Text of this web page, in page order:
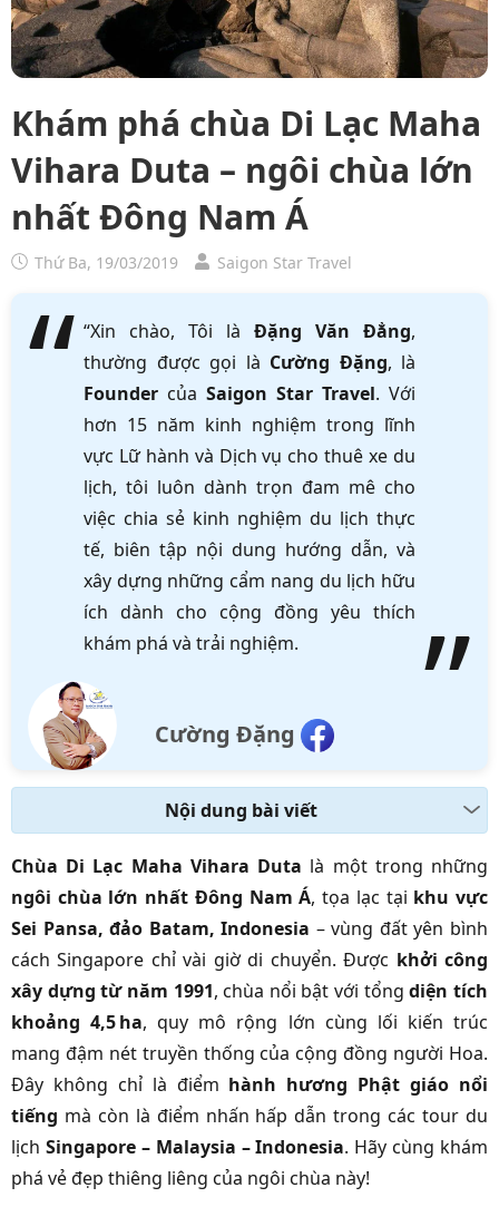
Khám phá chùa Di Lạc Maha
Vihara Duta – ngôi chùa lớn
nhất Đông Nam Á
Thứ Ba, 19/03/2019 Saigon Star Travel
“Xin chào, Tôi là Đặng Văn Đẳng,
thường được gọi là Cường Đặng, là
Founder của Saigon Star Travel. Với
hơn 15 năm kinh nghiệm trong lĩnh
vực Lữ hành và Dịch vụ cho thuê xe du
lịch, tôi luôn dành trọn đam mê cho
việc chia sẻ kinh nghiệm du lịch thực
tế, biên tập nội dung hướng dẫn, và
xây dựng những cẩm nang du lịch hữu
ích dành cho cộng đồng yêu thích
khám phá và trải nghiệm.
Cường Đặng
Nội dung bài viết
Chùa Di Lạc Maha Vihara Duta là một trong những
ngôi chùa lớn nhất Đông Nam Á, tọa lạc tại khu vực
Sei Pansa, đảo Batam, Indonesia – vùng đất yên bình
cách Singapore chỉ vài giờ di chuyển. Được khởi công
xây dựng từ năm 1991, chùa nổi bật với tổngdiện tích
khoảng 4,5 ha, quy mô rộng lớn cùng lối kiến trúc
mang đậm nét truyền thống của cộng đồng người Hoa.
Đây không chỉ là điểm hành hương Phật giáo nổi
tiếng mà còn là điểm nhấn hấp dẫn trong các tour du
lịch Singapore – Malaysia – Indonesia. Hãy cùng khám
phá vẻ đẹp thiêng liêng của ngôi chùa này!